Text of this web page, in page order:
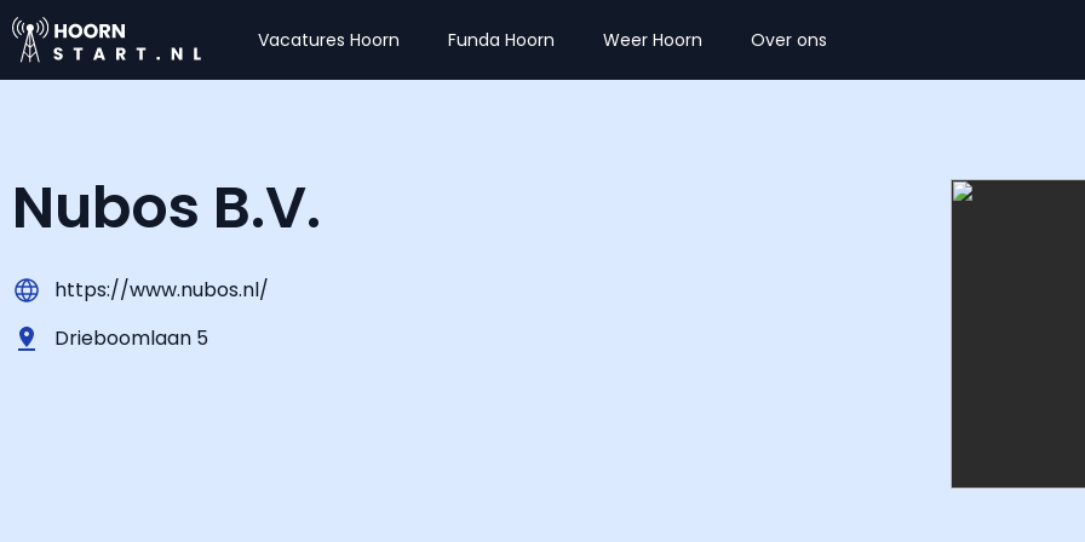
Vacatures Hoorn Funda Hoorn Weer Hoorn Over ons
Nubos B.V.
https://www.nubos.nl/
Drieboomlaan 5